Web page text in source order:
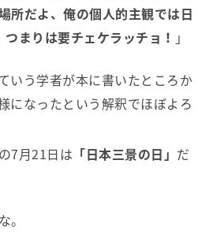
所だよ、俺の個人的主観では日
まりは要チェケラッチョ！ 」
いう学者が本に書いたところか
になったという解釈でほぼよろ
7月21日は 「日本三景の日」 だ
。